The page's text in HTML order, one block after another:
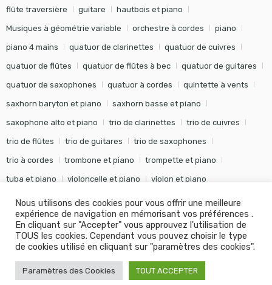
flûte traversière guitare hautbois et piano
Musiques à géométrie variable orchestre à cordes piano
piano 4 mains quatuor de clarinettes quatuor de cuivres
quatuor de flûtes quatuor de flûtes à bec quatuor de guitares
quatuor de saxophones quatuor à cordes quintette à vents
saxhorn baryton et piano saxhorn basse et piano
saxophone alto et piano trio de clarinettes trio de cuivres
trio de flûtes trio de guitares trio de saxophones
trio à cordes trombone et piano trompette et piano
tuba et piano violoncelle et piano violon et piano
© Editions Soldano - Tous droits réservés - Conception Khalid
KANOUF Agence Digitale
Nous utilisons des cookies pour vous offrir une meilleure
expérience de navigation en mémorisant vos préférences .
En cliquant sur "Accepter" vous approuvez l'utilisation de
TOUS les cookies. Cependant vous pouvez choisir le type
de cookies utilisé en cliquant sur "paramètres des cookies".
Paramètres des Cookies TOUT ACCEPTER